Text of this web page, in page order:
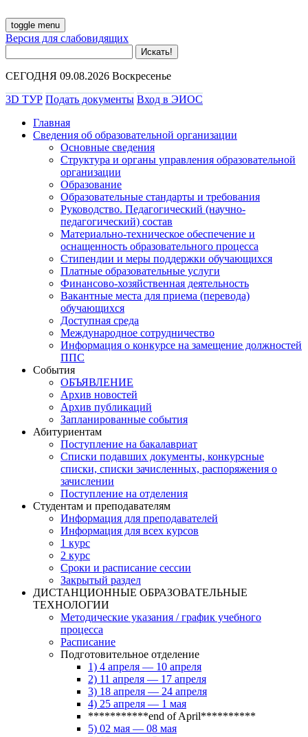
toggle menu
Версия для слабовидящих
СЕГОДНЯ 09.08.2026 Воскресенье
3D ТУР Подать документы Вход в ЭИОС
Главная
Сведения об образовательной организации
Основные сведения
Структура и органы управления образовательной
организации
Образование
Образовательные стандарты и требования
Руководство. Педагогический (научно-
педагогический) состав
Материально-техническое обеспечение и
оснащенность образовательного процесса
Стипендии и меры поддержки обучающихся
Платные образовательные услуги
Финансово-хозяйственная деятельность
Вакантные места для приема (перевода)
обучающихся
Доступная среда
Международное сотрудничество
Информация о конкурсе на замещение должностей
ППС
События
ОБЪЯВЛЕНИЕ
Архив новостей
Архив публикаций
Запланированные события
Абитуриентам
Поступление на бакалавриат
Списки подавших документы, конкурсные
списки, списки зачисленных, распоряжения о
зачислении
Поступление на отделения
Студентам и преподавателям
Информация для преподавателей
Информация для всех курсов
1 курс
2 курс
Сроки и расписание сессии
Закрытый раздел
ДИСТАНЦИОННЫЕ ОБРАЗОВАТЕЛЬНЫЕ
ТЕХНОЛОГИИ
Методические указания / график учебного
процесса
Расписание
Подготовительное отделение
1) 4 апреля — 10 апреля
2) 11 апреля — 17 апреля
3) 18 апреля — 24 апреля
4) 25 апреля — 1 мая
***********end of April**********
5) 02 мая — 08 мая